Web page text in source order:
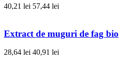
40,21 lei 57,44 lei
Extract de muguri de fag bio
28,64 lei 40,91 lei